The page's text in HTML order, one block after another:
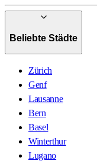
Beliebte Städte
Zürich
Genf
Lausanne
Bern
Basel
Winterthur
Lugano